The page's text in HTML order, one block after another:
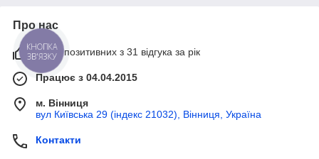
Про нас
100% позитивних з 31 відгука за рік
Працює з 04.04.2015
м. Вінниця
вул Київська 29 (індекс 21032), Вінниця, Україна
Контакти
КНОПКА
ЗВ'ЯЗКУ